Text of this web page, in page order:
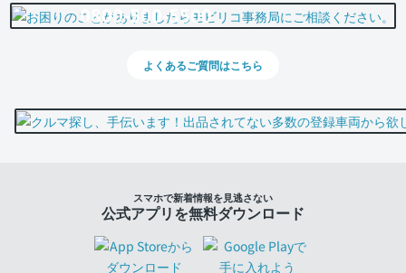
0800-500-5500
よくあるご質問はこちら
スマホで新着情報を見逃さない
公式アプリを無料ダウンロード